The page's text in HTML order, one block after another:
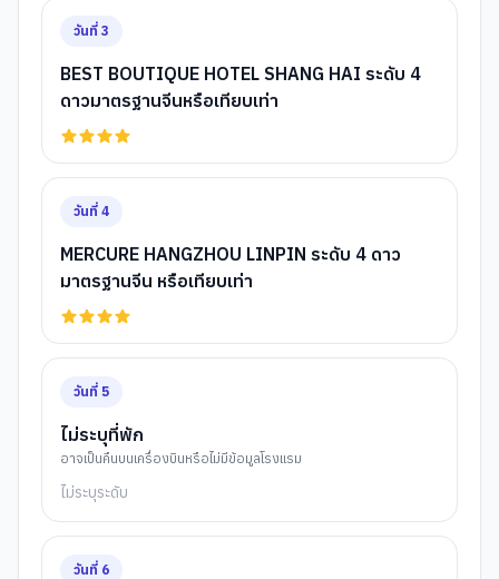
วันที่ 3
BEST BOUTIQUE HOTEL SHANG HAI ระดับ 4
ดาวมาตรฐานจีนหรือเทียบเท่า
วันที่ 4
MERCURE HANGZHOU LINPIN ระดับ 4 ดาว
มาตรฐานจีน หรือเทียบเท่า
วันที่ 5
ไม่ระบุที่พัก
อาจเป็นคืนบนเครื่องบินหรือไม่มีข้อมูลโรงแรม
ไม่ระบุระดับ
วันที่ 6